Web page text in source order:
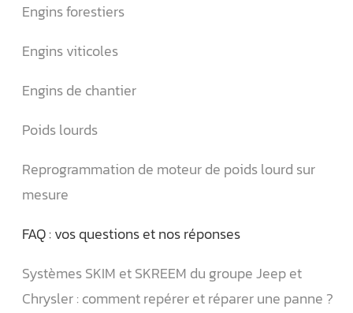
Engins forestiers
Engins viticoles
Engins de chantier
Poids lourds
Reprogrammation de moteur de poids lourd sur
mesure
FAQ : vos questions et nos réponses
Systèmes SKIM et SKREEM du groupe Jeep et
Chrysler : comment repérer et réparer une panne ?